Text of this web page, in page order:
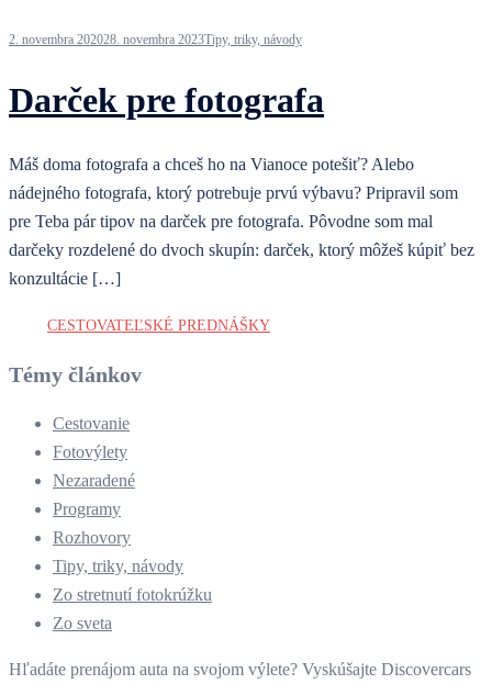
2. novembra 202028. novembra 2023Tipy, triky, návody
Darček pre fotografa
Máš doma fotografa a chceš ho na Vianoce potešiť? Alebo
nádejného fotografa, ktorý potrebuje prvú výbavu? Pripravil som
pre Teba pár tipov na darček pre fotografa. Pôvodne som mal
darčeky rozdelené do dvoch skupín: darček, ktorý môžeš kúpiť bez
konzultácie […]
CESTOVATEĽSKÉ PREDNÁŠKY
Témy článkov
Cestovanie
Fotovýlety
Nezaradené
Programy
Rozhovory
Tipy, triky, návody
Zo stretnutí fotokrúžku
Zo sveta
Hľadáte prenájom auta na svojom výlete? Vyskúšajte Discovercars